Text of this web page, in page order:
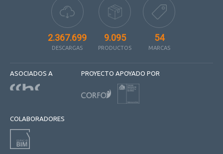
2.367.699
DESCARGAS
9.095
PRODUCTOS
54
MARCAS
ASOCIADOS A PROYECTO APOYADO POR
COLABORADORES